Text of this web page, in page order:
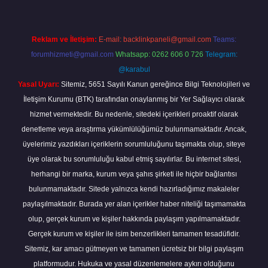
Reklam ve İletişim: E-mail: backlinkpaneli@gmail.com Teams:
forumhizmeti@gmail.com Whatsapp: 0262 606 0 726 Telegram:
@karabul
Yasal Uyarı: Sitemiz, 5651 Sayılı Kanun gereğince Bilgi Teknolojileri ve
İletişim Kurumu (BTK) tarafından onaylanmış bir Yer Sağlayıcı olarak
hizmet vermektedir. Bu nedenle, sitedeki içerikleri proaktif olarak
denetleme veya araştırma yükümlülüğümüz bulunmamaktadır. Ancak,
üyelerimiz yazdıkları içeriklerin sorumluluğunu taşımakta olup, siteye
üye olarak bu sorumluluğu kabul etmiş sayılırlar. Bu internet sitesi,
herhangi bir marka, kurum veya şahıs şirketi ile hiçbir bağlantısı
bulunmamaktadır. Sitede yalnızca kendi hazırladığımız makaleler
paylaşılmaktadır. Burada yer alan içerikler haber niteliği taşımamakta
olup, gerçek kurum ve kişiler hakkında paylaşım yapılmamaktadır.
Gerçek kurum ve kişiler ile isim benzerlikleri tamamen tesadüfidir.
Sitemiz, kar amacı gütmeyen ve tamamen ücretsiz bir bilgi paylaşım
platformudur. Hukuka ve yasal düzenlemelere aykırı olduğunu